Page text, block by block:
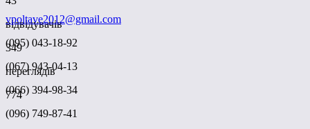
відвідувачів
349
переглядів
774
vpoltave2012@gmail.com
(095) 043-18-92
(067) 943-04-13
(066) 394-98-34
(096) 749-87-41